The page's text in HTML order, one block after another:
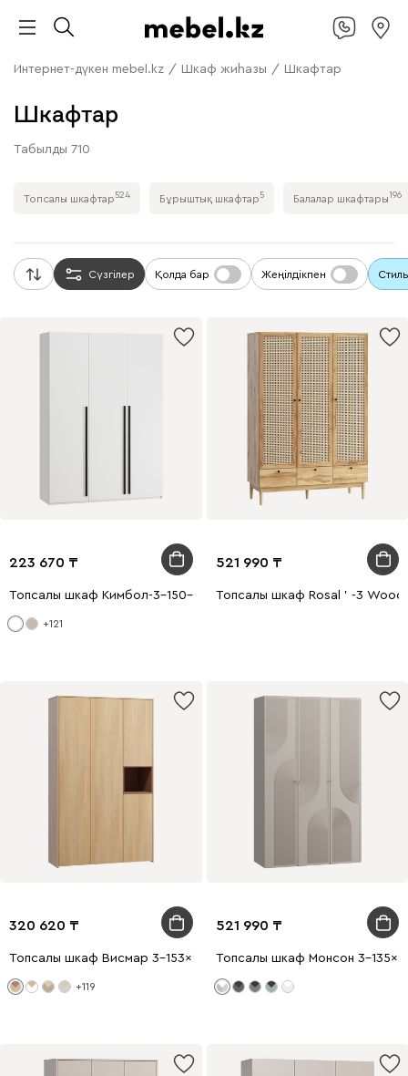
Интернет-дүкен mebel.kz / Шкаф жиһазы / Шкафтар
Шкафтар
Табылды 710
Топсалы шкафтар524 Бұрыштық шкафтар5 Балалар шкафтары 196
Сүзгілер Қолда бар Жеңілдікпен
223 670
Топсалы шкаф Кимбол-3-150-210 Ақ
+121
521 990
Топсалы шкаф Rosal ' -3 Wood
320 620
Топсалы шкаф Висмар 3-153x240 Дуб Барбера
+119
521 990
Топсалы шкаф Монсон 3-